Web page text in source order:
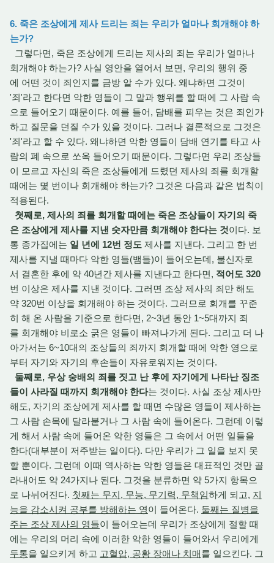
6. 죽은 조상에게 제사 드리는 죄는 우리가 얼마나 회개해야 하
는가?
그렇다면, 죽은 조상에게 드리는 제사의 죄는 우리가 얼마나
회개해야 하는가? 사실 영안을 열어서 보면, 우리의 행위 중
에 어떤 것이 죄인지를 금방 알 수가 있다. 왜냐하면 그것이
'죄'라고 한다면 악한 영들이 그 말과 행위를 할 때에 그 사람 속
으로 들어오기 때문이다. 예를 들어, 담배를 피우는 것은 죄인가
하고 질문을 던질 수가 있을 것이다. 그러나 결론적으로 그것은
'죄'라고 할 수 있다. 왜냐하면 악한 영들이 담배 연기를 타고 사
람의 폐 속으로 쏘옥 들어오기 때문이다. 그렇다면 우리 조상들
이 모르고 자신의 죽은 조상들에게 드렸던 제사의 죄를 회개할
때에는 몇 번이나 회개해야 하는가? 그것은 다음과 같은 법칙이
적용된다.
첫째로, 제사의 죄를 회개할 때에는 죽은 조상들이 자기의 죽
은 조상에게 제사를 지낸 숫자만큼 회개해야 한다는 것이다. 보
통 종가집에는 일 년에 12번 정도 제사를 지낸다. 그리고 한 번
제사를 지낼 때마다 악한 영들(뱀들)이 들어오는데, 불신자로
서 결혼한 후에 약 40년간 제사를 지낸다고 한다면, 적어도 320
번 이상은 제사를 지낸 것이다. 그러면 조상 제사의 죄만 해도
약 320번 이상을 회개해야 하는 것이다. 그러므로 회개를 꾸준
히 해 온 사람을 기준으로 한다면, 2~3년 동안 1~5대까지 죄
를 회개해야 비로소 굵은 영들이 빠져나가게 된다. 그리고 더 나
아가서는 6~10대의 조상들의 죄까지 회개할 때에 악한 영으로
부터 자기와 자기의 후손들이 자유로워지는 것이다.
둘째로, 우상 숭배의 죄를 짓고 난 후에 자기에게 나타난 징조
들이 사라질 때까지 회개해야 한다는 것이다. 사실 조상 제사만
해도, 자기의 조상에게 제사를 할 때면 수많은 영들이 제사하는
그 사람 손목에 달라붙거나 그 사람 속에 들어온다. 그런데 이렇
게 해서 사람 속에 들어온 악한 영들은 그 속에서 어떤 일들을
한다(대부분이 저주받는 일이다). 다만 우리가 그 일을 보지 못
할 뿐이다. 그런데 이때 역사하는 악한 영들은 대표적인 것만 골
라내어도 약 24가지나 된다. 그것을 분류하면 약 5가지 항목으
로 나뉘어진다. 첫째는 무지, 무능, 무기력, 무책임하게 되고, 지
능을 감소시켜 공부를 방해하는 영이 들어온다. 둘째는 질병을
주는 조상 제사의 영들이 들어오는데 우리가 조상에게 절할 때
에는 우리의 머리 속에 이러한 악한 영들이 들어와서 우리에게
두통을 일으키게 하고 고혈압, 공황 장애나 치매를 일으킨다. 그